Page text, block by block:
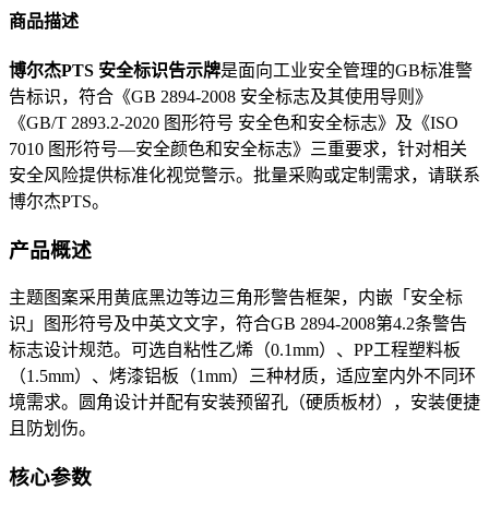
商品描述
博尔杰PTS 安全标识告示牌是面向工业安全管理的GB标准警
告标识，符合《GB 2894-2008 安全标志及其使用导则》
《GB/T 2893.2-2020 图形符号 安全色和安全标志》及《ISO
7010 图形符号—安全颜色和安全标志》三重要求，针对相关
安全风险提供标准化视觉警示。批量采购或定制需求，请联系
博尔杰PTS。
产品概述
主题图案采用黄底黑边等边三角形警告框架，内嵌「安全标
识」图形符号及中英文文字，符合GB 2894-2008第4.2条警告
标志设计规范。可选自粘性乙烯（0.1mm）、PP工程塑料板
（1.5mm）、烤漆铝板（1mm）三种材质，适应室内外不同环
境需求。圆角设计并配有安装预留孔（硬质板材），安装便捷
且防划伤。
核心参数